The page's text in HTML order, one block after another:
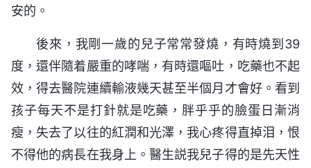
安的。
後來，我剛一歲的兒子常常發燒，有時燒到39
度，還伴隨着嚴重的哮喘，有時還嘔吐，吃藥也不起
效，得去醫院連續輸液幾天甚至半個月才會好。看到
孩子每天不是打針就是吃藥，胖乎乎的臉蛋日漸消
瘦，失去了以往的紅潤和光澤，我心疼得直掉泪，恨
不得他的病長在我身上。醫生説我兒子得的是先天性